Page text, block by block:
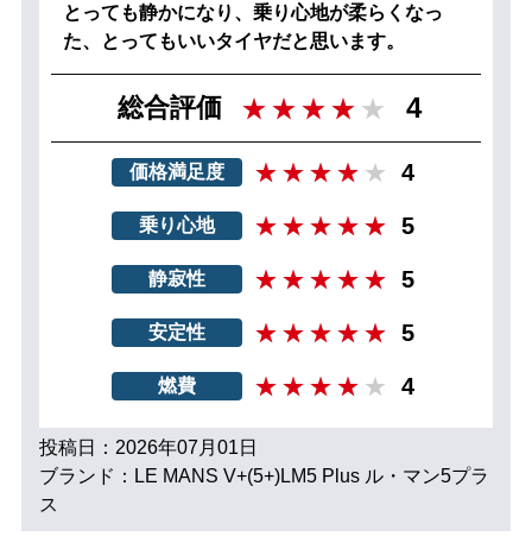
とっても静かになり、乗り心地が柔らくなっ
た、とってもいいタイヤだと思います。
総合評価 4
価格満足度 4
乗り心地 5
静寂性 5
安定性 5
燃費 4
投稿日：2026年07月01日
ブランド：LE MANS V+(5+)LM5 Plus ル・マン5プラ
ス